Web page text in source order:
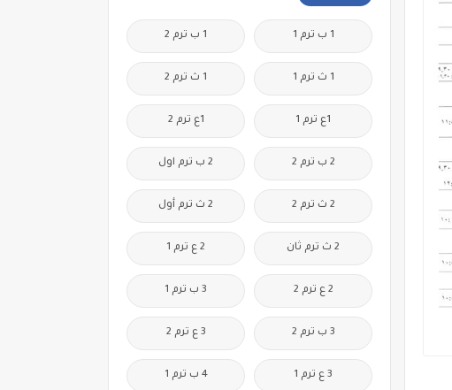
1 ب ترم 1 1 ب ترم 2
1 ث ترم 1 1 ث ترم 2
1ع ترم 1 1ع ترم 2
2 ب ترم 2 2 ب ترم اول
2 ث ترم 2 2 ث ترم أول
2 ث ترم ثان 2 ع ترم 1
2 ع ترم 2 3 ب ترم 1
3 ب ترم 2 3 ع ترم 2
3 ع ترم 1 4 ب ترم 1